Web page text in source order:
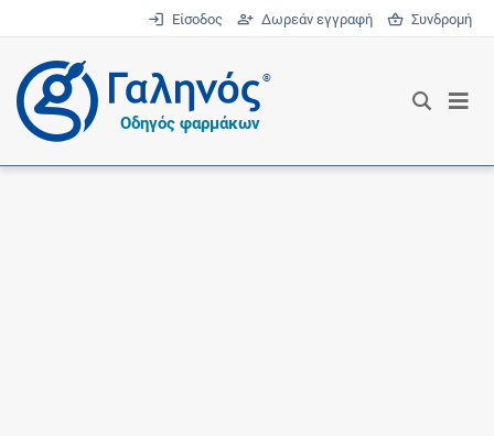
Είσοδος Δωρεάν εγγραφή Συνδρομή
®
Οδηγός φαρμάκων